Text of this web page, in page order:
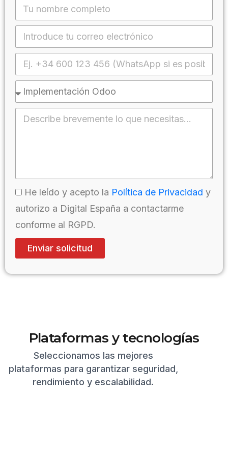
He leído y acepto la Política de Privacidad y
autorizo a Digital España a contactarme
conforme al RGPD.
Enviar solicitud
Plataformas y tecnologías
Seleccionamos las mejores
plataformas para garantizar seguridad,
rendimiento y escalabilidad.